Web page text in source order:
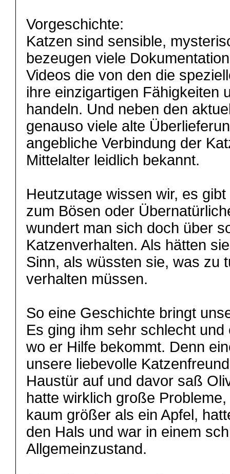
Vorgeschichte:
Katzen sind sensible,
bezeugen viele
Videos die von den die
ihre einzigartigen Fähigkeiten
handeln. Und neben den
genauso viele alte
angebliche Verbindung der
Mittelalter leidlich bekannt.
Heutzutage wissen wir, es
zum Bösen oder
wundert man sich doch über
Katzenverhalten. Als hätten
Sinn, als wüssten sie, was zu
verhalten müssen.
So eine Geschichte bringt
Es ging ihm sehr schlecht
wo er Hilfe bekommt. Denn
unsere liebevolle
Haustür auf und davor saß
hatte wirklich große
kaum größer als ein Apfel,
den Hals und war in einem
Allgemeinzustand.